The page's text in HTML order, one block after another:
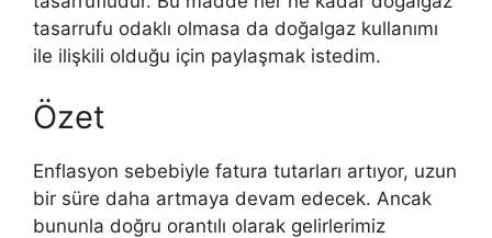
tasarrufu odaklı olmasa da doğalgaz kullanımı
ile ilişkili olduğu için paylaşmak istedim.
Özet
Enflasyon sebebiyle fatura tutarları artıyor, uzun
bir süre daha artmaya devam edecek. Ancak
bununla doğru orantılı olarak gelirlerimiz